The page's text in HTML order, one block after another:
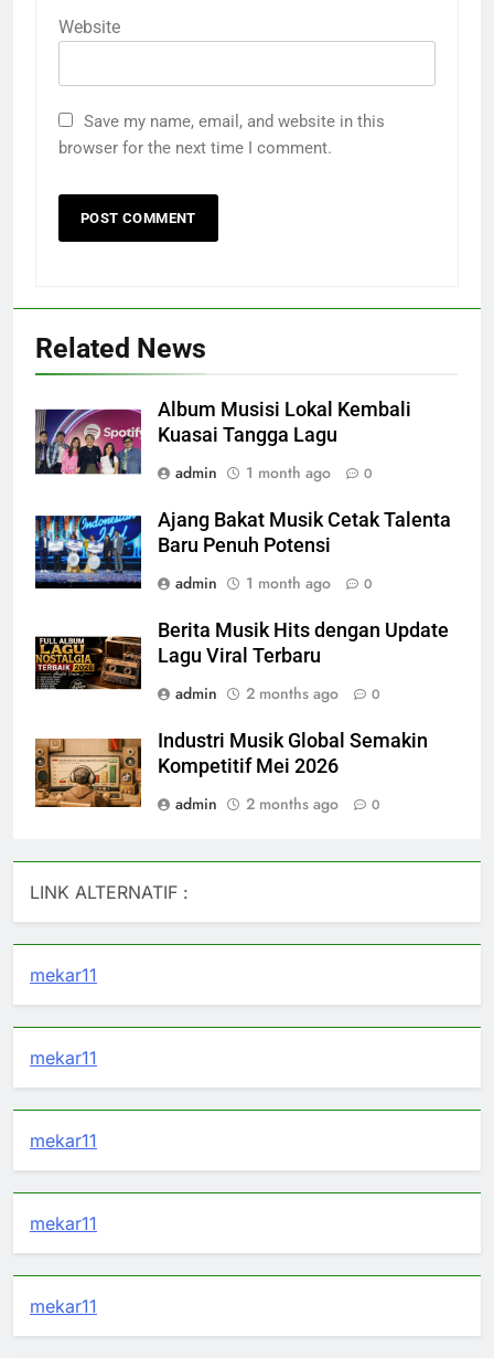
Website
Save my name, email, and website in this
browser for the next time I comment.
Related News
Album Musisi Lokal Kembali
Kuasai Tangga Lagu
admin
1 month ago 0
Ajang Bakat Musik Cetak Talenta
Baru Penuh Potensi
admin
1 month ago 0
Berita Musik Hits dengan Update
Lagu Viral Terbaru
admin
2 months ago 0
Industri Musik Global Semakin
Kompetitif Mei 2026
admin
2 months ago 0
LINK ALTERNATIF :
mekar11
mekar11
mekar11
mekar11
mekar11